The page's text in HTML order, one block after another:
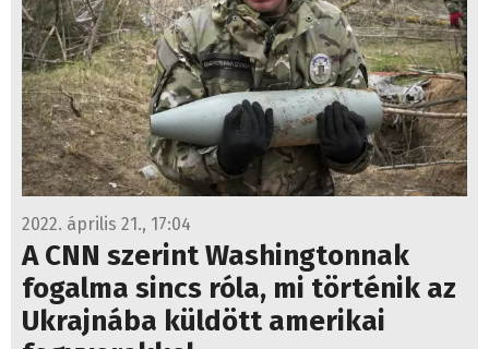
2022. április 21., 17:04
A CNN szerint Washingtonnak
fogalma sincs róla, mi történik az
Ukrajnába küldött amerikai
fegyverekkel